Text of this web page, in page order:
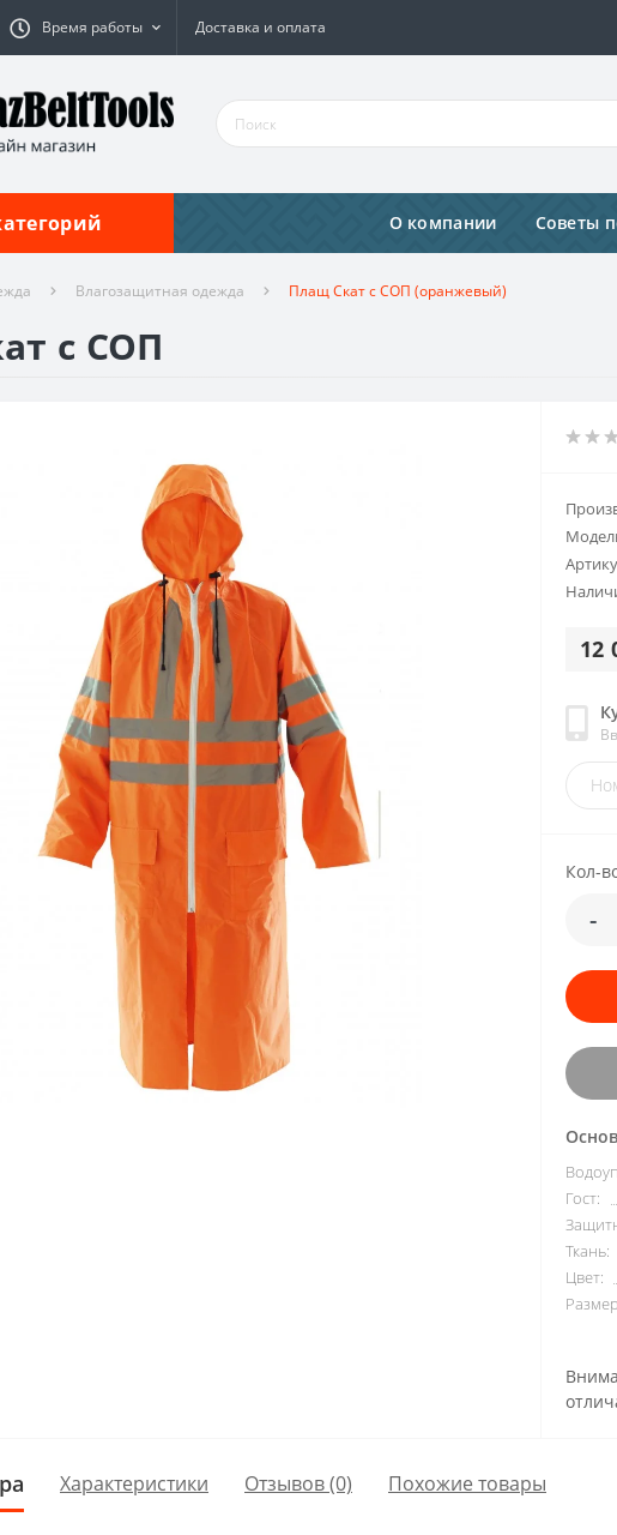
Время работы Доставка и оплата
О компании Советы
Влагозащитная одежда Плащ Скат с СОП (оранжевый)
с СОП
12
Кол-
-
Гост:
Ткань:
Цвет:
Характеристики Отзывов (0) Похожие товары